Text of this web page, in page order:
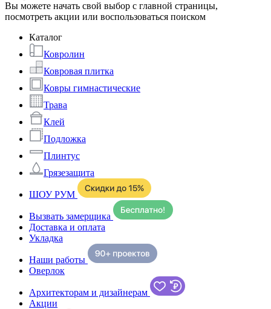
Вы можете начать свой выбор с главной страницы,
посмотреть акции или воспользоваться поиском
Каталог
Ковролин
Ковровая плитка
Ковры гимнастические
Трава
Клей
Подложка
Плинтус
Грязезащита
ШОУ РУМ
Вызвать замерщика
Доставка и оплата
Укладка
Наши работы
Оверлок
Архитекторам и дизайнерам
Акции